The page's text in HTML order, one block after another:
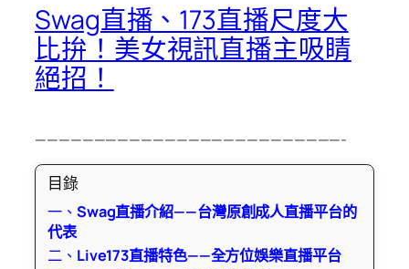
Swag直播、173直播尺度大
比拚！美女視訊直播主吸睛
絕招！
——————————————————————————-
目錄
一、 Swag直播介紹——台灣原創成人直播平台的
代表
二、 Live173直播特色——全方位娛樂直播平台